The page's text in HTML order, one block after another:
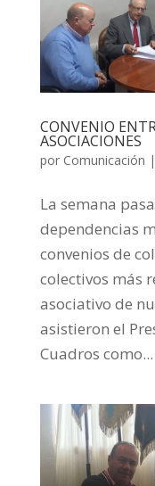
CONVENIO
ASOCIACIONES
por Comunicación |
La semana
dependencias
convenios de
colectivos más
asociativo de
asistieron el
Cuadros como...